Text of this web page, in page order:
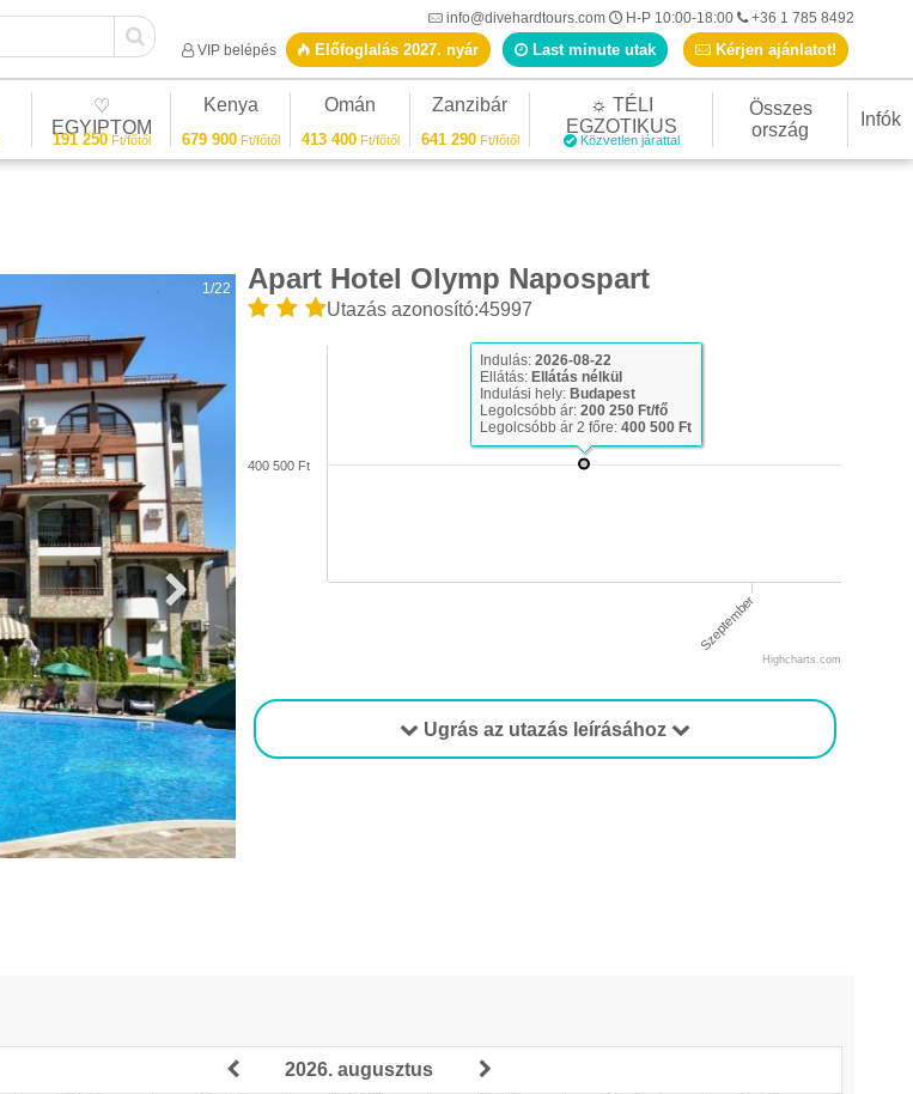
info@divehardtours.com H-P 10:00-18:00
+36 1 785 8492
VIP belépés
Előfoglalás 2027. nyár Last minute utak Kérjen ajánlatot!
♡
EGYIPTOM
191 250Ft/főtől
Kenya
679 900Ft/főtől
Omán
413 400Ft/főtől
Zanzibár
641 290Ft/főtől
☼ TÉLI
EGZOTIKUS
Közvetlen járattal
Összes
ország
Infók
Apart Hotel Olymp Napospart
Utazás azonosító:45997
Szeptember
400 500 Ft
Highcharts.com
Indulás:2026-08-22
Ellátás: Ellátás nélkül
Indulási hely: Budapest
Legolcsóbb ár:200 250 Ft/fő
Legolcsóbb ár 2 főre:400 500 Ft
Ugrás az utazás leírásához
1/22
2026. augusztus